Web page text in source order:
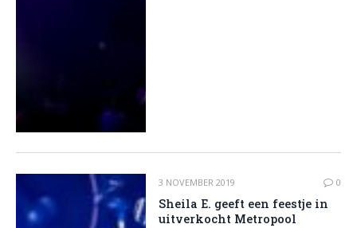
3 NOVEMBER 2019 0
Sheila E. geeft een feestje in
uitverkocht Metropool